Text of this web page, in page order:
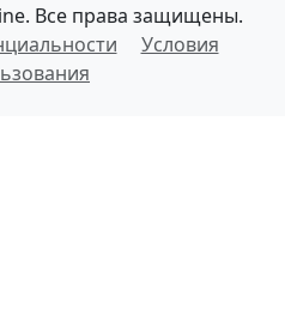
Все права защищены.
Условия